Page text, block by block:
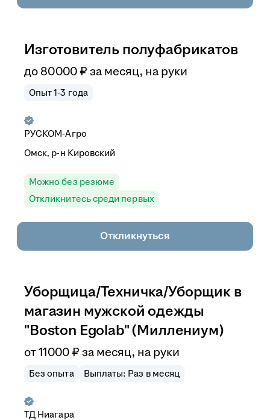
Изготовитель полуфабрикатов
до80 000 ₽ за месяц, на руки
Опыт 1-3 года
РУСКОМ-Агро
Омск, р-н Кировский
Можно без резюме
Откликнитесь среди первых
Откликнуться
Уборщица/Техничка/Уборщик в
магазин мужской одежды
"Boston Egolab" (Миллениум)
от11 000 ₽ за месяц, на руки
Без опыта Выплаты: Раз в месяц
ТД Ниагара